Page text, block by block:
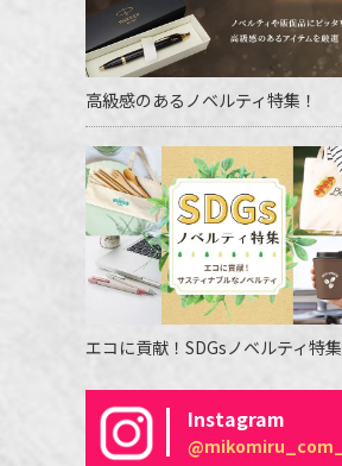
高級感のあるノベルティ特集！
エコに貢献！SDGsノベルティ特集
Instagram
@mikomiru_com_